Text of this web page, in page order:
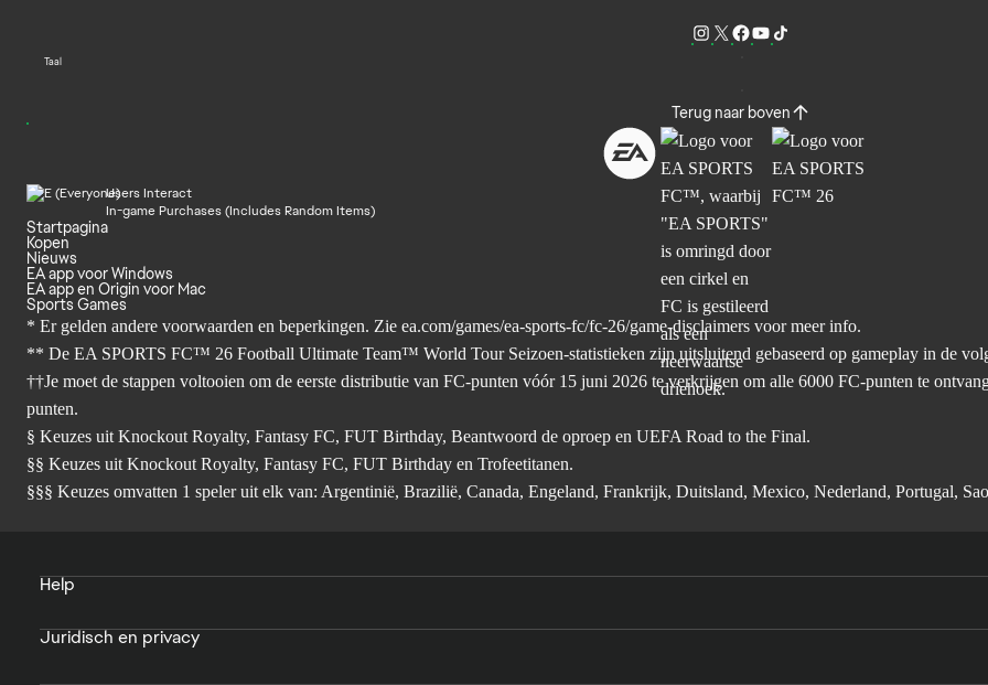
Taal
Terug naar boven
Users Interact
In-game Purchases (Includes Random Items)
Startpagina
Kopen
Nieuws
EA app voor Windows
EA app en Origin voor Mac
Sports Games
* Er gelden andere voorwaarden en beperkingen. Zie ea.com/games/ea-sports-fc/fc-26/game-disclaimers voor meer info.
** De EA SPORTS FC™ 26 Football Ultimate Team™ World Tour Seizoen-statistieken zijn uitsluitend gebaseerd op gameplay in de
††Je moet de stappen voltooien om de eerste distributie van FC-punten vóór 15 juni 2026 te verkrijgen om alle 6000 FC-punten te
punten.
§ Keuzes uit Knockout Royalty, Fantasy FC, FUT Birthday, Beantwoord de oproep en UEFA Road to the Final.
§§ Keuzes uit Knockout Royalty, Fantasy FC, FUT Birthday en Trofeetitanen.
§§§ Keuzes omvatten 1 speler uit elk van: Argentinië, Brazilië, Canada, Engeland, Frankrijk, Duitsland, Mexico, Nederland, Portugal,
Help
Juridisch en privacy